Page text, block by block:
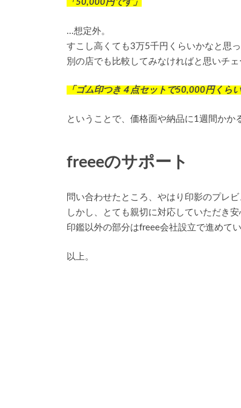
「50,000円です」
...想定外。
すこし高くても3万5千円くらいかなと思
別の店でも比較してみなければと思いチ
「ゴム印つき４点セットで50,000円くらい
ということで、価格面や納品に1週間かか
freeeのサポート
問い合わせたところ、やはり印影のプレ
しかし、とても親切に対応していただき安
印鑑以外の部分はfreee会社設立で進めて
以上。